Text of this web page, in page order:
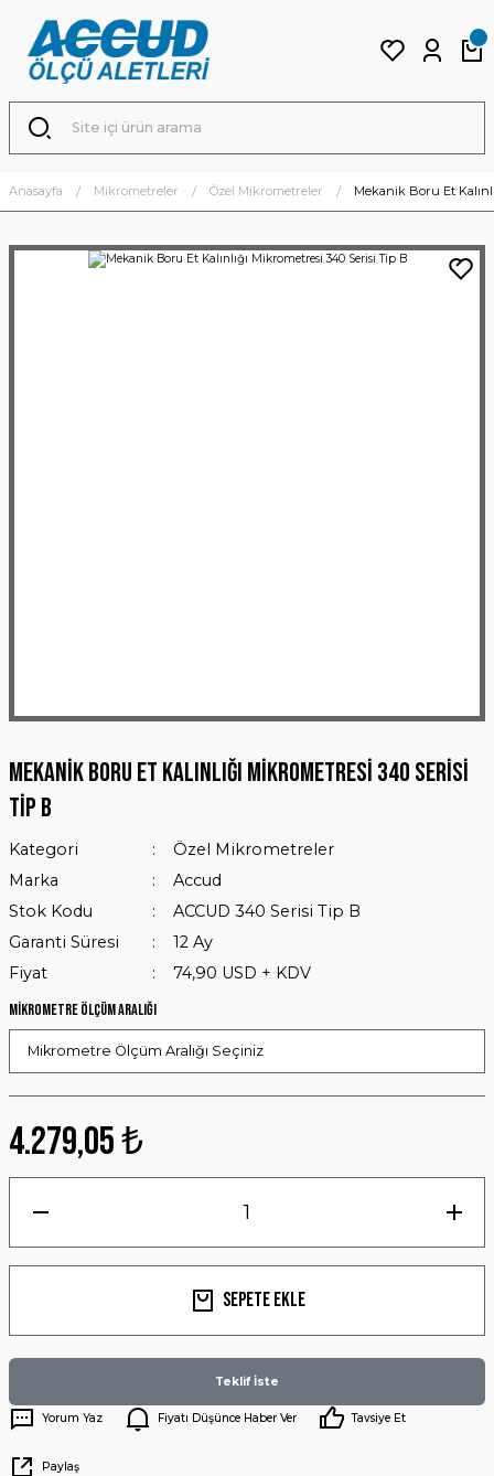
Anasayfa Mikrometreler Özel Mikrometreler Mekanik Boru Et
Mekanik Boru Et Kalınlığı Mikrometresi 340 Serisi
Tip B
Kategori
Özel Mikrometreler
Marka
Accud
Stok Kodu
ACCUD 340 Serisi Tip B
Garanti Süresi
12 Ay
Fiyat
74,90 USD + KDV
Mikrometre Ölçüm Aralığı
4.279,05 ₺
Sepete Ekle
Teklif İste
Yorum Yaz Fiyatı Düşünce Haber Ver Tavsiye Et
Paylaş